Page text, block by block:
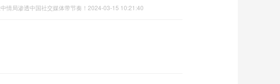
情局渗透中国社交媒体带节奏！ 2024-03-15 10:21:40